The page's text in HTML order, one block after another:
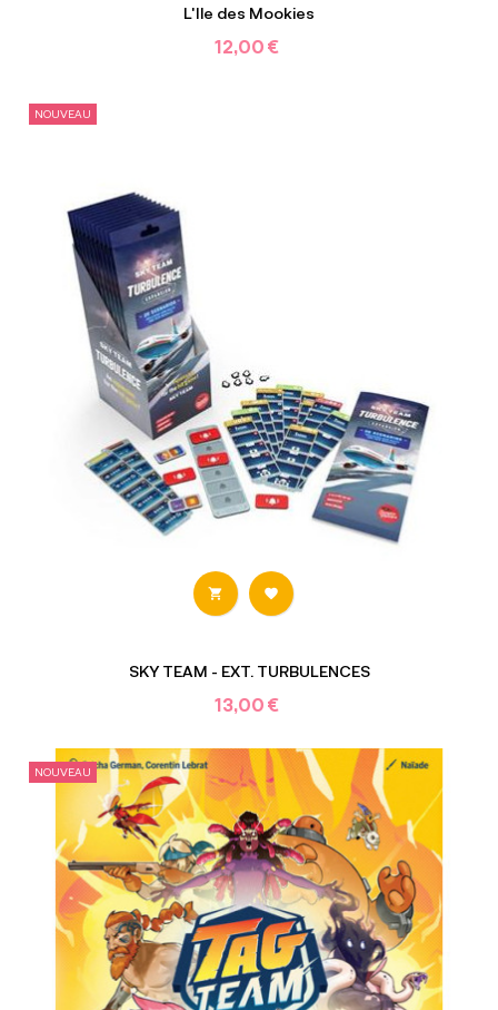
L'Ile des Mookies
12,00 €
NOUVEAU
 
SKY TEAM - EXT. TURBULENCES
13,00 €
NOUVEAU